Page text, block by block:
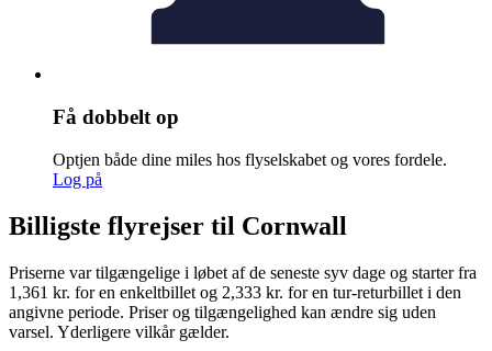
Få dobbelt op
Optjen både dine miles hos flyselskabet og vores fordele.
Log på
Billigste flyrejser til Cornwall
Priserne var tilgængelige i løbet af de seneste syv dage og starter fra
1,361 kr. for en enkeltbillet og 2,333 kr. for en tur-returbillet i den
angivne periode. Priser og tilgængelighed kan ændre sig uden
varsel. Yderligere vilkår gælder.